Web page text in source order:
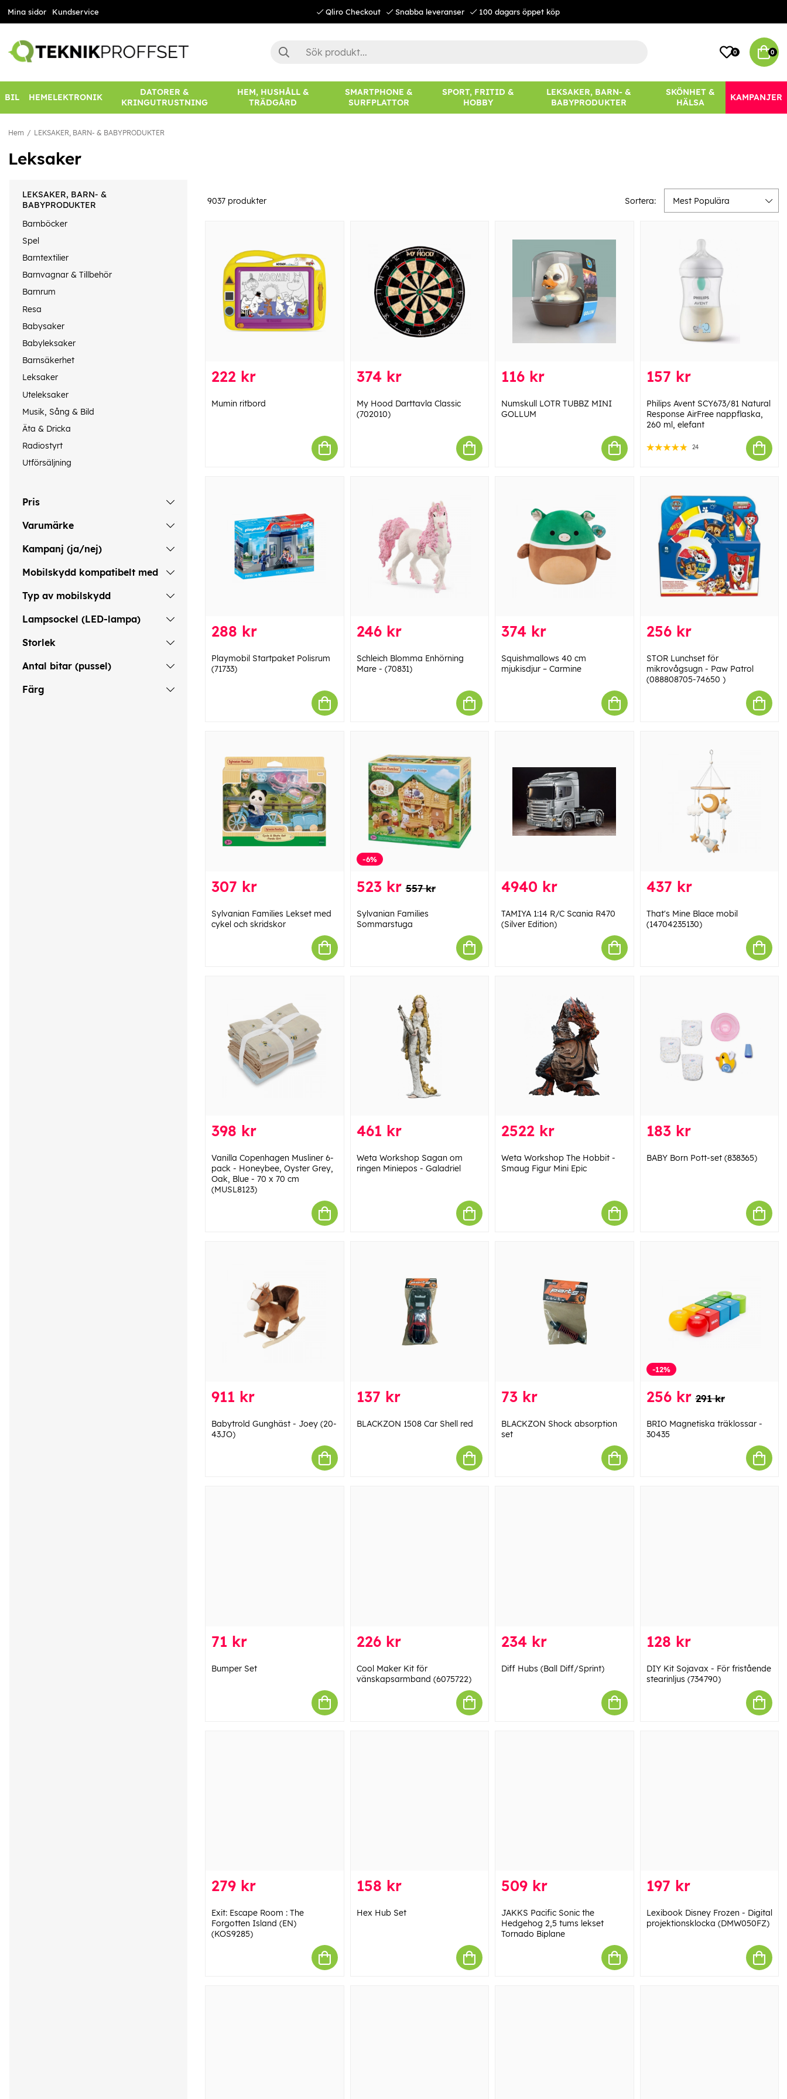
Mina sidor Kundservice Qliro Checkout Snabba leveranser 100 dagars öppet köp
0 0
BIL HEMELEKTRONIK
DATORER &
KRINGUTRUSTNING
HEM, HUSHÅLL &
TRÄDGÅRD
SMARTPHONE &
SURFPLATTOR
SPORT, FRITID &
HOBBY
LEKSAKER, BARN- &
BABYPRODUKTER
SKÖNHET &
HÄLSA
KAMPANJER
Hem LEKSAKER, BARN- & BABYPRODUKTER
Leksaker
LEKSAKER, BARN- &
BABYPRODUKTER
Barnböcker
Spel
Barntextilier
Barnvagnar & Tillbehör
Barnrum
Resa
Babysaker
Babyleksaker
Barnsäkerhet
Leksaker
Uteleksaker
Musik, Sång & Bild
Äta & Dricka
Radiostyrt
Utförsäljning
Pris
Varumärke
Kampanj (ja/nej)
Mobilskydd kompatibelt med
Typ av mobilskydd
Lampsockel (LED-lampa)
Storlek
Antal bitar (pussel)
Färg
9037 produkter Sortera: Mest Populära
222 kr
Mumin ritbord
374 kr
My Hood Darttavla Classic
(702010)
116 kr
Numskull LOTR TUBBZ MINI
GOLLUM
157 kr
Philips Avent SCY673/81 Natural
Response AirFree nappflaska,
260 ml, elefant
24
288 kr
Playmobil Startpaket Polisrum
(71733)
246 kr
Schleich Blomma Enhörning
Mare - (70831)
374 kr
Squishmallows 40 cm
mjukisdjur – Carmine
256 kr
STOR Lunchset för
mikrovågsugn - Paw Patrol
(088808705-74650 )
307 kr
Sylvanian Families Lekset med
cykel och skridskor
-6%
523 kr 557 kr
Sylvanian Families
Sommarstuga
4940 kr
TAMIYA 1:14 R/C Scania R470
(Silver Edition)
437 kr
That's Mine Blace mobil
(14704235130)
398 kr
Vanilla Copenhagen Musliner 6-
pack - Honeybee, Oyster Grey,
Oak, Blue - 70 x 70 cm
(MUSL8123)
461 kr
Weta Workshop Sagan om
ringen Miniepos - Galadriel
2522 kr
Weta Workshop The Hobbit -
Smaug Figur Mini Epic
183 kr
BABY Born Pott-set (838365)
911 kr
Babytrold Gunghäst - Joey (20-
43JO)
137 kr
BLACKZON 1508 Car Shell red
73 kr
BLACKZON Shock absorption
set
-12%
256 kr 291 kr
BRIO Magnetiska träklossar -
30435
71 kr
Bumper Set
226 kr
Cool Maker Kit för
vänskapsarmband (6075722)
234 kr
Diff Hubs (Ball Diff/Sprint)
128 kr
DIY Kit Sojavax - För fristående
stearinljus (734790)
279 kr
Exit: Escape Room : The
Forgotten Island (EN)
(KOS9285)
158 kr
Hex Hub Set
509 kr
JAKKS Pacific Sonic the
Hedgehog 2,5 tums lekset
Tornado Biplane
197 kr
Lexibook Disney Frozen - Digital
projektionsklocka (DMW050FZ)